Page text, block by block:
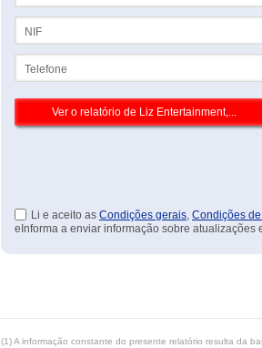
Li e aceito as Condições gerais, Condições
eInforma a enviar informação sobre atualizações
(1) A informação constante do presente relatório resulta da